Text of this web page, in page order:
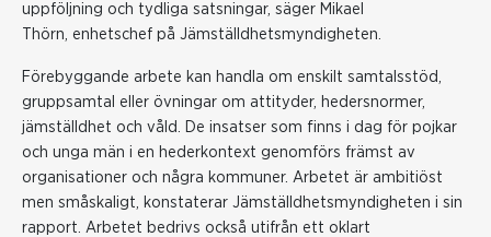
uppföljning och tydliga satsningar, säger Mikael
Thörn, enhetschef på Jämställdhetsmyndigheten.
Förebyggande arbete kan handla om enskilt samtalsstöd,
gruppsamtal eller övningar om attityder, hedersnormer,
jämställdhet och våld. De insatser som finns i dag för pojkar
och unga män i en hederkontext genomförs främst av
organisationer och några kommuner. Arbetet är ambitiöst
men småskaligt, konstaterar Jämställdhetsmyndigheten i sin
rapport. Arbetet bedrivs också utifrån ett oklart